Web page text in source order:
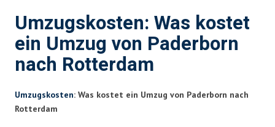
Umzugskosten: Was kostet
ein Umzug von Paderborn
nach Rotterdam
Umzugskosten: Was kostet ein Umzug von Paderborn nach
Rotterdam